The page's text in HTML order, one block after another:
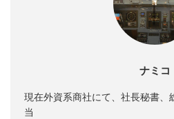
ナミコ
現在外資系商社にて、社長秘書、
当